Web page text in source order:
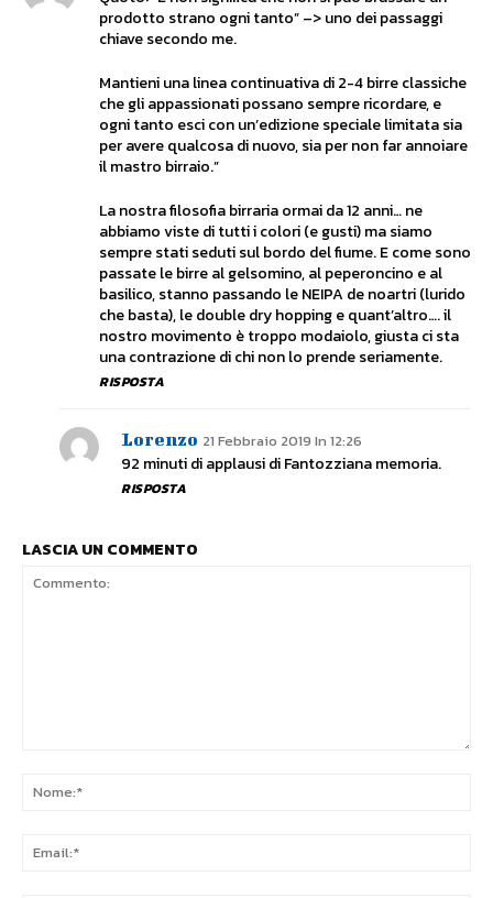
prodotto strano ogni tanto” –> uno dei passaggi
chiave secondo me.
Mantieni una linea continuativa di 2-4 birre classiche
che gli appassionati possano sempre ricordare, e
ogni tanto esci con un’edizione speciale limitata sia
per avere qualcosa di nuovo, sia per non far annoiare
il mastro birraio.”
La nostra filosofia birraria ormai da 12 anni… ne
abbiamo viste di tutti i colori (e gusti) ma siamo
sempre stati seduti sul bordo del fiume. E come sono
passate le birre al gelsomino, al peperoncino e al
basilico, stanno passando le NEIPA de noartri (lurido
che basta), le double dry hopping e quant’altro…. il
nostro movimento è troppo modaiolo, giusta ci sta
una contrazione di chi non lo prende seriamente.
RISPOSTA
Lorenzo 21 Febbraio 2019 In 12:26
92 minuti di applausi di Fantozziana memoria.
RISPOSTA
LASCIA UN COMMENTO